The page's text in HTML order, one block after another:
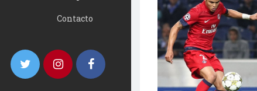
Contacto